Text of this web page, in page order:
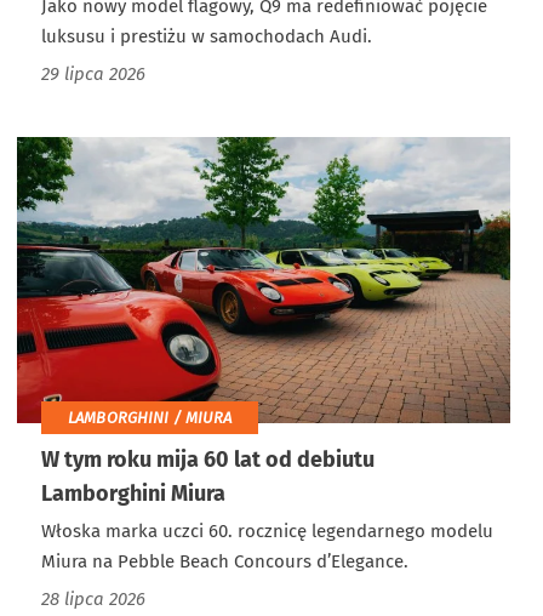
Jako nowy model flagowy, Q9 ma redefiniować pojęcie
luksusu i prestiżu w samochodach Audi.
29 lipca 2026
LAMBORGHINI / MIURA
W tym roku mija 60 lat od debiutu
Lamborghini Miura
Włoska marka uczci 60. rocznicę legendarnego modelu
Miura na Pebble Beach Concours d’Elegance.
28 lipca 2026